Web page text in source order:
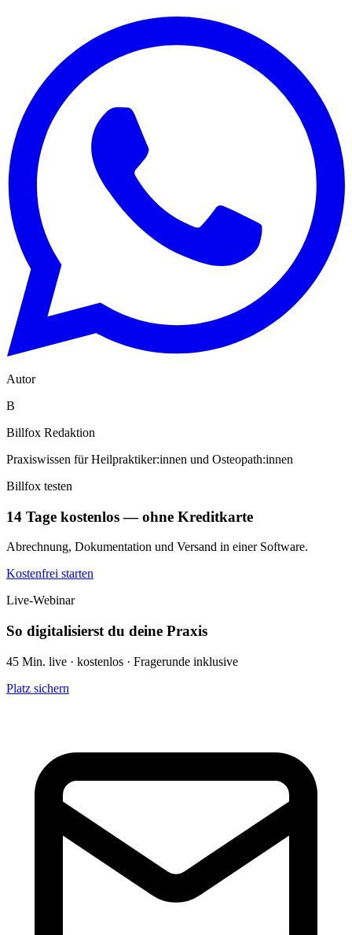
Autor
B
Billfox Redaktion
Praxiswissen für Heilpraktiker:innen und Osteopath:innen
Billfox testen
14 Tage kostenlos — ohne Kreditkarte
Abrechnung, Dokumentation und Versand in einer Software.
Kostenfrei starten
Live-Webinar
So digitalisierst du deine Praxis
45 Min. live · kostenlos · Fragerunde inklusive
Platz sichern